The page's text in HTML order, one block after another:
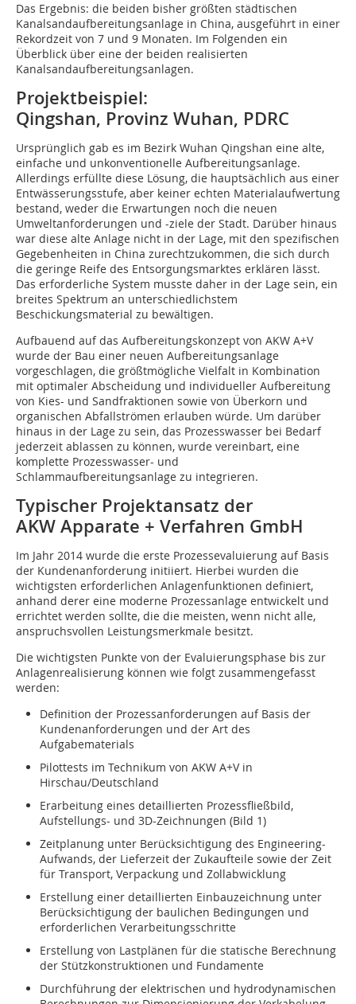
Das Ergebnis: die beiden bisher größten städtischen
Kanalsandaufbereitungsanlage in China, ausgeführt in einer
Rekordzeit von 7 und 9 Monaten. Im Folgenden ein
Überblick über eine der beiden realisierten
Kanalsandaufbereitungsanlagen.
Projektbeispiel:
Qingshan, Provinz Wuhan, PDRC
Ursprünglich gab es im Bezirk Wuhan Qingshan eine alte,
einfache und unkonventionelle Aufbereitungsanlage.
Allerdings erfüllte diese Lösung, die hauptsächlich aus einer
Entwässerungsstufe, aber keiner echten Materialaufwertung
bestand, weder die Erwartungen noch die neuen
Umweltanforderungen und -ziele der Stadt. Darüber hinaus
war diese alte Anlage nicht in der Lage, mit den spezifischen
Gegebenheiten in China zurechtzukommen, die sich durch
die geringe Reife des Entsorgungsmarktes erklären lässt.
Das erforderliche System musste daher in der Lage sein, ein
breites Spektrum an unterschiedlichstem
Beschickungsmaterial zu bewältigen.
Aufbauend auf das Aufbereitungskonzept von AKW A+V
wurde der Bau einer neuen Aufbereitungsanlage
vorgeschlagen, die größtmögliche Vielfalt in Kombination
mit optimaler Abscheidung und individueller Aufbereitung
von Kies- und Sandfraktionen sowie von Überkorn und
organischen Abfallströmen erlauben würde. Um darüber
hinaus in der Lage zu sein, das Prozesswasser bei Bedarf
jederzeit ablassen zu können, wurde vereinbart, eine
komplette Prozesswasser- und
Schlammaufbereitungsanlage zu integrieren.
Typischer Projektansatz der
AKW Apparate + Verfahren GmbH
Im Jahr 2014 wurde die erste Prozessevaluierung auf Basis
der Kundenanforderung initiiert. Hierbei wurden die
wichtigsten erforderlichen Anlagenfunktionen definiert,
anhand derer eine moderne Prozessanlage entwickelt und
errichtet werden sollte, die die meisten, wenn nicht alle,
anspruchsvollen Leistungsmerkmale besitzt.
Die wichtigsten Punkte von der Evaluierungsphase bis zur
Anlagenrealisierung können wie folgt zusammengefasst
werden:
Definition der Prozessanforderungen auf Basis der
Kundenanforderungen und der Art des
Aufgabematerials
Pilottests im Technikum von AKW A+V in
Hirschau/Deutschland
Erarbeitung eines detaillierten Prozessfließbild,
Aufstellungs- und 3D-Zeichnungen (Bild 1)
Zeitplanung unter Berücksichtigung des Engineering-
Aufwands, der Lieferzeit der Zukaufteile sowie der Zeit
für Transport, Verpackung und Zollabwicklung
Erstellung einer detaillierten Einbauzeichnung unter
Berücksichtigung der baulichen Bedingungen und
erforderlichen Verarbeitungsschritte
Erstellung von Lastplänen für die statische Berechnung
der Stützkonstruktionen und Fundamente
Durchführung der elektrischen und hydrodynamischen